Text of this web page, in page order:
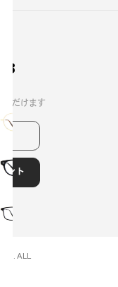
だけます
ント
ltd. ALL